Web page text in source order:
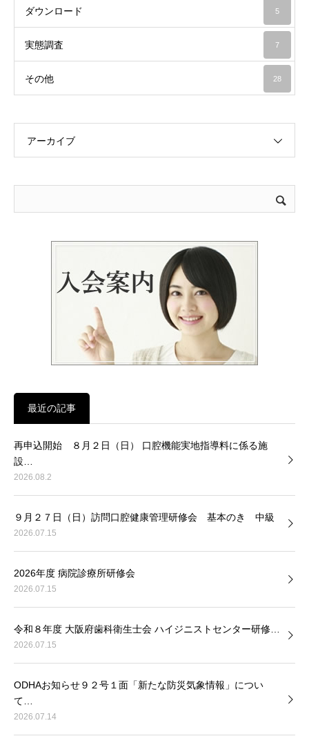
ダウンロード 5
実態調査 7
その他 28
アーカイブ
最近の記事
再申込開始 ８月２日（日） 口腔機能実地指導料に係る施
設…
2026.08.2
９月２７日（日）訪問口腔健康管理研修会 基本のき 中級
2026.07.15
2026年度 病院診療所研修会
2026.07.15
令和８年度 大阪府歯科衛生士会 ハイジニストセンター研修…
2026.07.15
ODHAお知らせ９２号１面「新たな防災気象情報」につい
て…
2026.07.14